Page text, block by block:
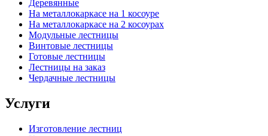
Деревянные
На металлокаркасе на 1 косоуре
На металлокаркасе на 2 косоурах
Модульные лестницы
Винтовые лестницы
Готовые лестницы
Лестницы на заказ
Чердачные лестницы
Услуги
Изготовление лестниц